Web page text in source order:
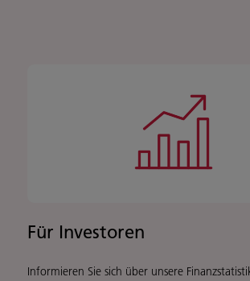
Für Investoren
Informieren Sie sich über unsere